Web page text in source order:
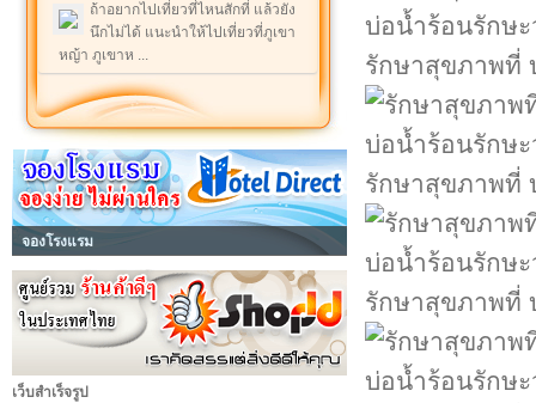
ถ้าอยากไปเที่ยวที่ไหนสักที่ แล้วยัง
นึกไม่ได้ แนะนำให้ไปเที่ยวที่ภูเขา
หญ้า ภูเขาห ...
จองโรงแรม
เว็บสำเร็จรูป
รักษาสุขภาพที่
รักษาสุขภาพที่
รักษาสุขภาพที่